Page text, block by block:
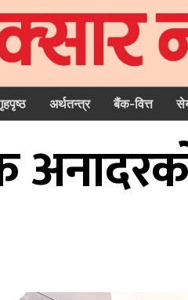
अर्थतन्त्र बैंक-वित्त